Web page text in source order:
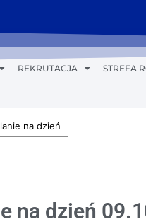
REKRUTACJA STREFA
na dzień
na dzień